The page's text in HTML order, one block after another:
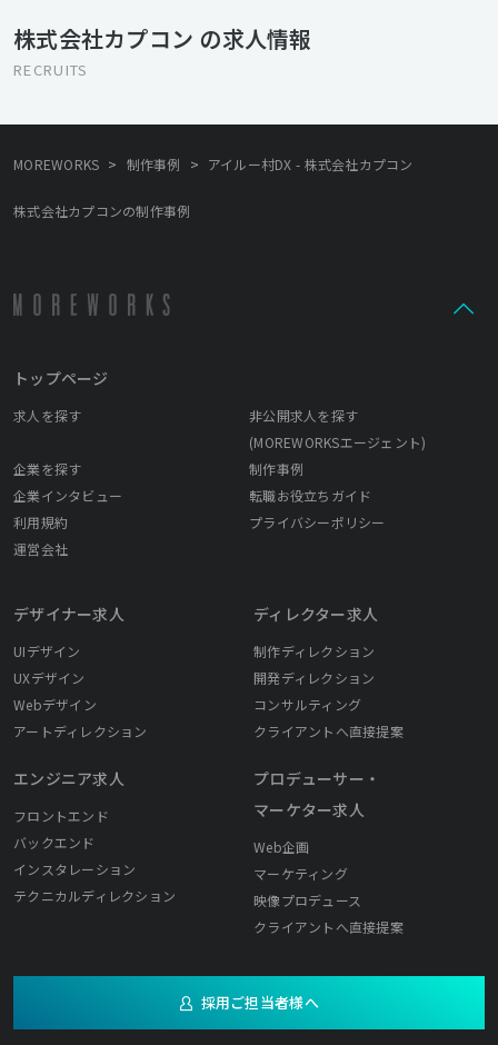
株式会社カプコン の求人情報
RECRUITS
MOREWORKS > 制作事例 > アイルー村DX - 株式会社カプコン
株式会社カプコンの制作事例
トップページ
求人を探す
非公開求人を探す
(MOREWORKSエージェント)
企業を探す
制作事例
企業インタビュー
転職お役立ちガイド
利用規約
プライバシーポリシー
運営会社
デザイナー求人
UIデザイン
UXデザイン
Webデザイン
アートディレクション
エンジニア求人
フロントエンド
バックエンド
インスタレーション
テクニカルディレクション
ディレクター求人
制作ディレクション
開発ディレクション
コンサルティング
クライアントへ直接提案
プロデューサー・
マーケター求人
Web企画
マーケティング
映像プロデュース
クライアントへ直接提案
採用ご担当者様へ